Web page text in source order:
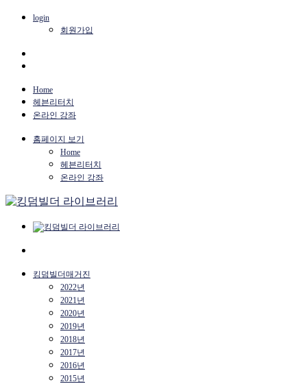
login
회원가입
Home
헤븐리터치
온라인 강좌
홈페이지 보기
Home
헤븐리터치
온라인 강좌
킹덤빌더매거진
2022년
2021년
2020년
2019년
2018년
2017년
2016년
2015년